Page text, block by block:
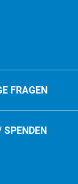
FRAGEN